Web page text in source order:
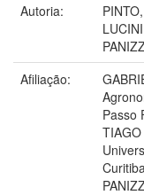
Autoria:
Afiliação:
Passo